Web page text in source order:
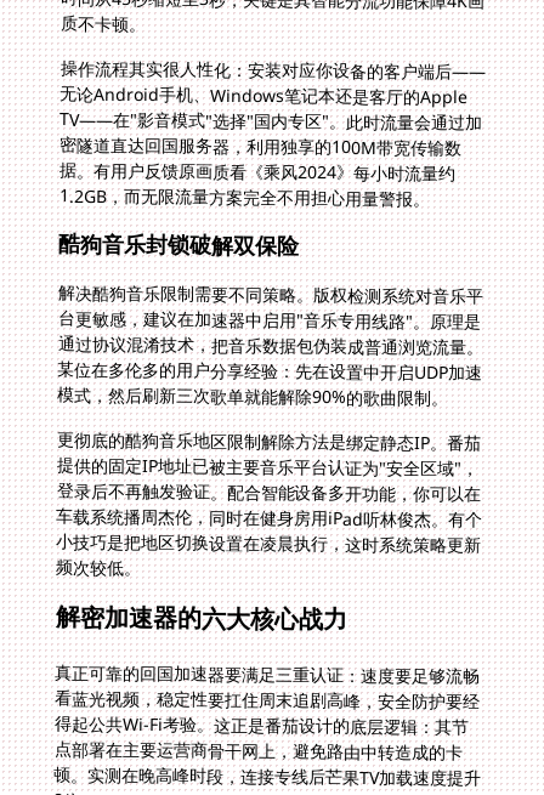
质不卡顿。
操作流程其实很人性化：安装对应你设备的客户端后——
无论Android手机、Windows笔记本还是客厅的Apple
TV——在"影音模式"选择"国内专区"。此时流量会通过加
密隧道直达回国服务器，利用独享的100M带宽传输数
据。有用户反馈原画质看《乘风2024》每小时流量约
1.2GB，而无限流量方案完全不用担心用量警报。
酷狗音乐封锁破解双保险
解决酷狗音乐限制需要不同策略。版权检测系统对音乐平
台更敏感，建议在加速器中启用"音乐专用线路"。原理是
通过协议混淆技术，把音乐数据包伪装成普通浏览流量。
某位在多伦多的用户分享经验：先在设置中开启UDP加速
模式，然后刷新三次歌单就能解除90%的歌曲限制。
更彻底的酷狗音乐地区限制解除方法是绑定静态IP。番茄
提供的固定IP地址已被主要音乐平台认证为"安全区域"，
登录后不再触发验证。配合智能设备多开功能，你可以在
车载系统播周杰伦，同时在健身房用iPad听林俊杰。有个
小技巧是把地区切换设置在凌晨执行，这时系统策略更新
频次较低。
解密加速器的六大核心战力
真正可靠的回国加速器要满足三重认证：速度要足够流畅
看蓝光视频，稳定性要扛住周末追剧高峰，安全防护要经
得起公共Wi-Fi考验。这正是番茄设计的底层逻辑：其节
点部署在主要运营商骨干网上，避免路由中转造成的卡
顿。实测在晚高峰时段，连接专线后芒果TV加载速度提升